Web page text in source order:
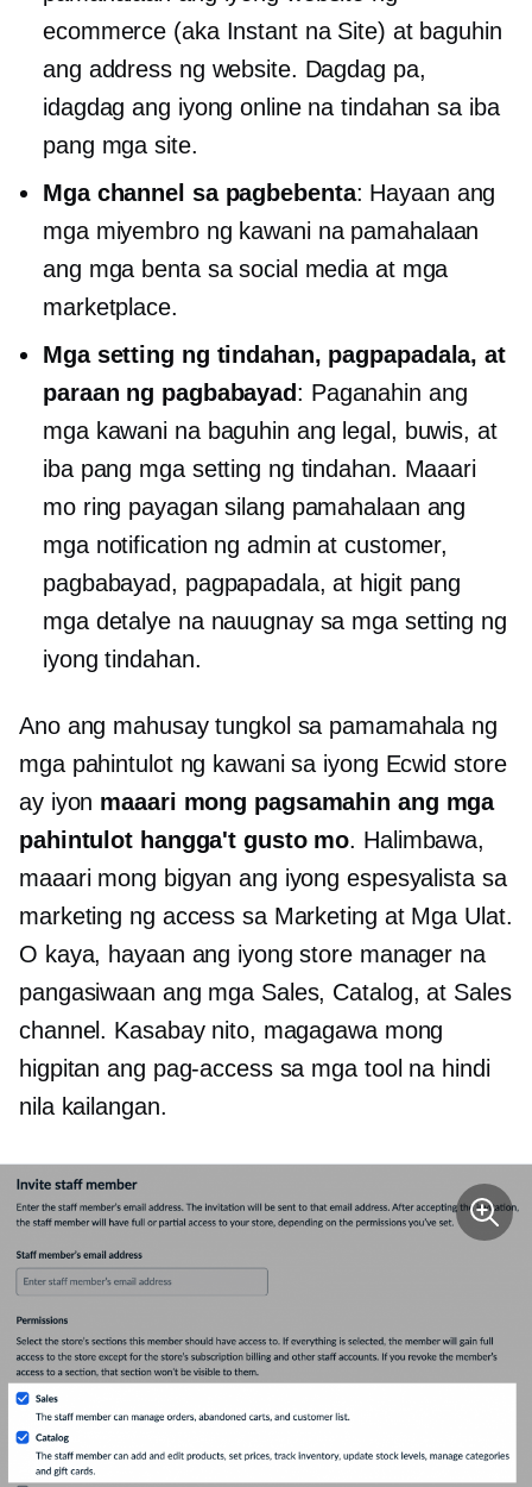
ecommerce (aka Instant na Site) at baguhin
ang address ng website. Dagdag pa,
idagdag ang iyong online na tindahan sa iba
pang mga site.
Mga channel sa pagbebenta: Hayaan ang
mga miyembro ng kawani na pamahalaan
ang mga benta sa social media at mga
marketplace.
Mga setting ng tindahan, pagpapadala, at
paraan ng pagbabayad: Paganahin ang
mga kawani na baguhin ang legal, buwis, at
iba pang mga setting ng tindahan. Maaari
mo ring payagan silang pamahalaan ang
mga notification ng admin at customer,
pagbabayad, pagpapadala, at higit pang
mga detalye na nauugnay sa mga setting ng
iyong tindahan.
Ano ang mahusay tungkol sa pamamahala ng
mga pahintulot ng kawani sa iyong Ecwid store
ay iyon maaari mong pagsamahin ang mga
pahintulot hangga't gusto mo. Halimbawa,
maaari mong bigyan ang iyong espesyalista sa
marketing ng access sa Marketing at Mga Ulat.
O kaya, hayaan ang iyong store manager na
pangasiwaan ang mga Sales, Catalog, at Sales
channel. Kasabay nito, magagawa mong
higpitan ang pag-access sa mga tool na hindi
nila kailangan.